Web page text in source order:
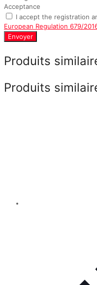
Acceptance
I accept the registration
European Regulation 679/
Envoyer
Produits
Produits